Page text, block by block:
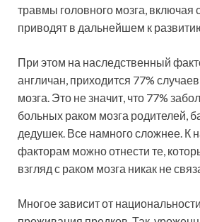
травмы головного мозга, включая
приводят в дальнейшем к
При этом на наследственный
англичан, приходится 77%
мозга. Это не значит, что 77%
больных раком мозга родителей,
дедушек. Все намного сложнее. К
факторам можно отнести те,
взгляд с раком мозга никак не
Многое зависит от